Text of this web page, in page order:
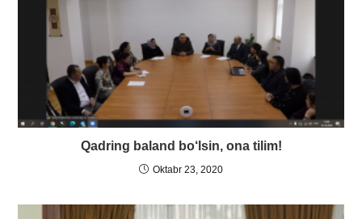
Qadring baland bo‘lsin, ona tilim!
Oktabr 23, 2020